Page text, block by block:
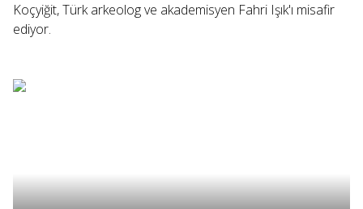
Koçyiğit, Türk arkeolog ve akademisyen Fahri Işık'ı misafir
ediyor.